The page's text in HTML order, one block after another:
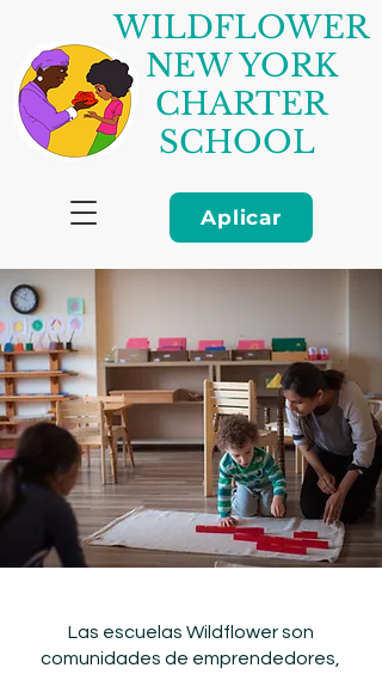
Aplicar
WILDFLOWER
NEW YORK
CHARTER
SCHOOL
Las escuelas Wildflower son
comunidades de emprendedores,